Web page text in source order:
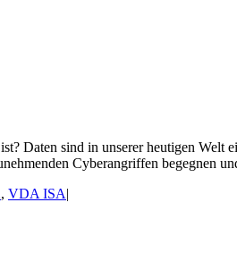
Daten sind in unserer heutigen Welt
Cyberangriffen begegnen
, VDA ISA|